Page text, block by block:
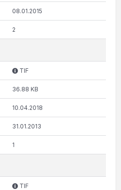
08.01.2015
2
TIF
36.88 KB
10.04.2018
31.01.2013
1
TIF